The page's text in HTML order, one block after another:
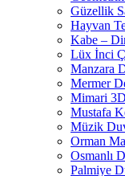
Güzellik
Hayvan
Kabe –
Lüx İnci
Manzara
Mermer
Mimari
Mustafa
Müzik
Orman
Osmanlı
Palmiye